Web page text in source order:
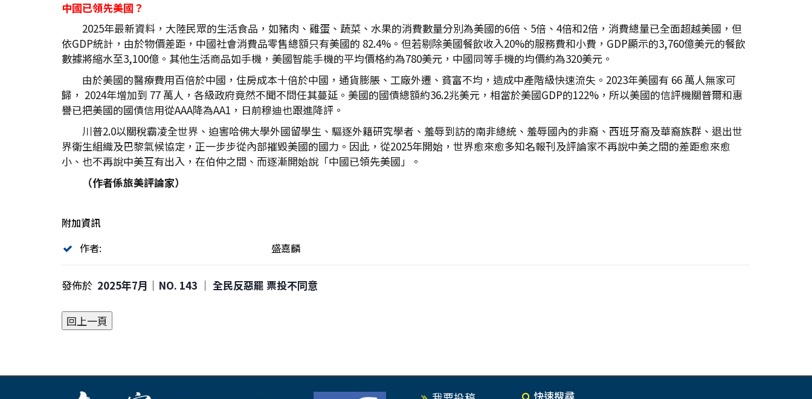
中國已領先美國？
2025年最新資料，大陸民眾的生活食品，如豬肉、雞蛋、蔬菜、水果的消費數量分別為美國的6倍、5倍、4倍和2倍，消費總量已全面超越美國，但
依GDP統計，由於物價差距，中國社會消費品零售總額只有美國的 82.4%。但若剔除美國餐飲收入20%的服務費和小費，GDP顯示的3,760億美元的餐飲
數據將縮水至3,100億。其他生活商品如手機，美國智能手機的平均價格約為780美元，中國同等手機的均價約為320美元。
由於美國的醫療費用百倍於中國，住房成本十倍於中國，通貨膨脹、工廠外遷、貧富不均，造成中產階級快速流失。2023年美國有 66 萬人無家可
歸， 2024年增加到 77 萬人，各級政府竟然不聞不問任其蔓延。美國的國債總額約36.2兆美元，相當於美國GDP的122%，所以美國的信評機關普爾和惠
譽已把美國的國債信用從AAA降為AA1，日前穆迪也跟進降評。
川普2.0以關稅霸凌全世界、迫害哈佛大學外國留學生、驅逐外籍研究學者、羞辱到訪的南非總統、羞辱國內的非裔、西班牙裔及華裔族群、退出世
界衛生組織及巴黎氣候協定，正一步步從內部摧毀美國的國力。因此，從2025年開始，世界愈來愈多知名報刊及評論家不再說中美之間的差距愈來愈
小、也不再說中美互有出入，在伯仲之間、而逐漸開始說「中國已領先美國」。
（作者係旅美評論家）
附加資訊
作者:
盛嘉麟
發佈於 2025年7月｜NO. 143 │ 全民反惡罷 票投不同意
快速搜尋